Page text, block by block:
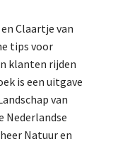
en Claartje van
tips voor
klanten rijden
is een uitgave
van
Nederlandse
Natuur en